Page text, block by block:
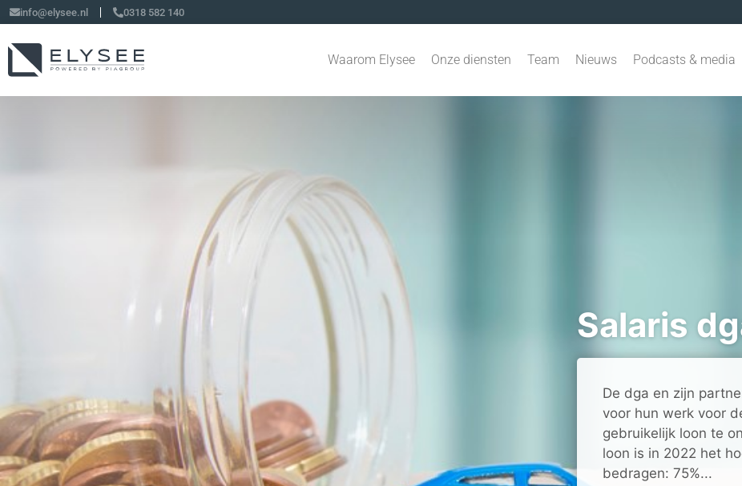
info@elysee.nl 0318 582 140
Waarom Elysee Onze diensten Team Nieuws Podcasts & media
Salaris
De dga en zijn
voor hun werk voor
gebruikelijk loon te
loon is in 2022 het
bedragen: 75%...